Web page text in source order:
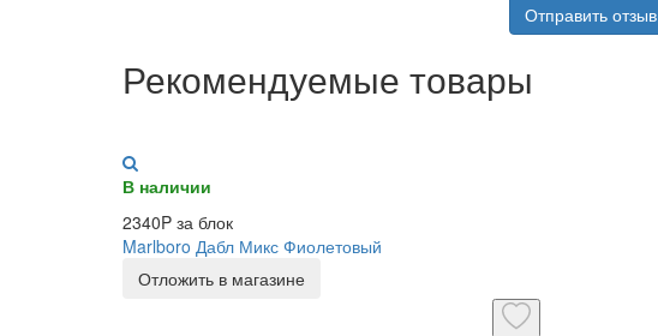
Отправить отзыв
Рекомендуемые товары
В наличии
2340P за блок
Marlboro Дабл Микс Фиолетовый
Отложить в магазине